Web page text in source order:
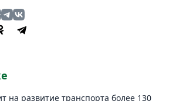
на развитиe транспорта болee 130